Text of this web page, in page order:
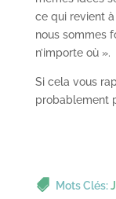
ce qui revient
nous sommes
n’importe où ».
Si cela vous
probablement
Mots Clés: